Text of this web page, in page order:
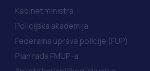
Kabinet ministra
Policijska akademija
Federalna uprava policije (FUP)
Plan rada FMUP-a